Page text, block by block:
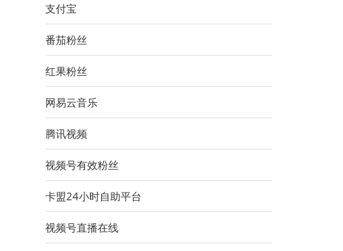
支付宝
番茄粉丝
红果粉丝
网易云音乐
腾讯视频
视频号有效粉丝
卡盟24小时自助平台
视频号直播在线